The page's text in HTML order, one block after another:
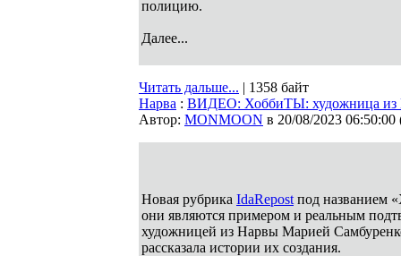
полицию.
Далее...
Читать дальше... | 1358 байт
Нарва : ВИДЕО: ХоббиТЫ: художница из
Автор: MONMOON в 20/08/2023 06:50:00
Новая рубрика IdaRepost под названием
они являются примером и реальным
художницей из Нарвы Марией
рассказала истории их создания.